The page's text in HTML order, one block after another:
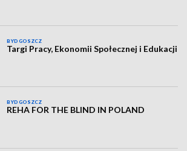
BYDGOSZCZ
Targi Pracy, Ekonomii Społecznej i Edukacji
BYDGOSZCZ
REHA FOR THE BLIND IN POLAND